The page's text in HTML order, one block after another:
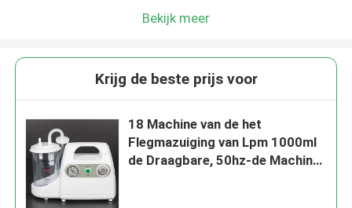
Bekijk meer
Krijg de beste prijs voor
18 Machine van de het
Flegmazuiging van Lpm 1000ml
de Draagbare, 50hz-de Machine